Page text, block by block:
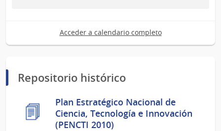
Acceder a calendario completo
Repositorio histórico
Plan Estratégico Nacional de
Ciencia, Tecnología e Innovación
(PENCTI 2010)